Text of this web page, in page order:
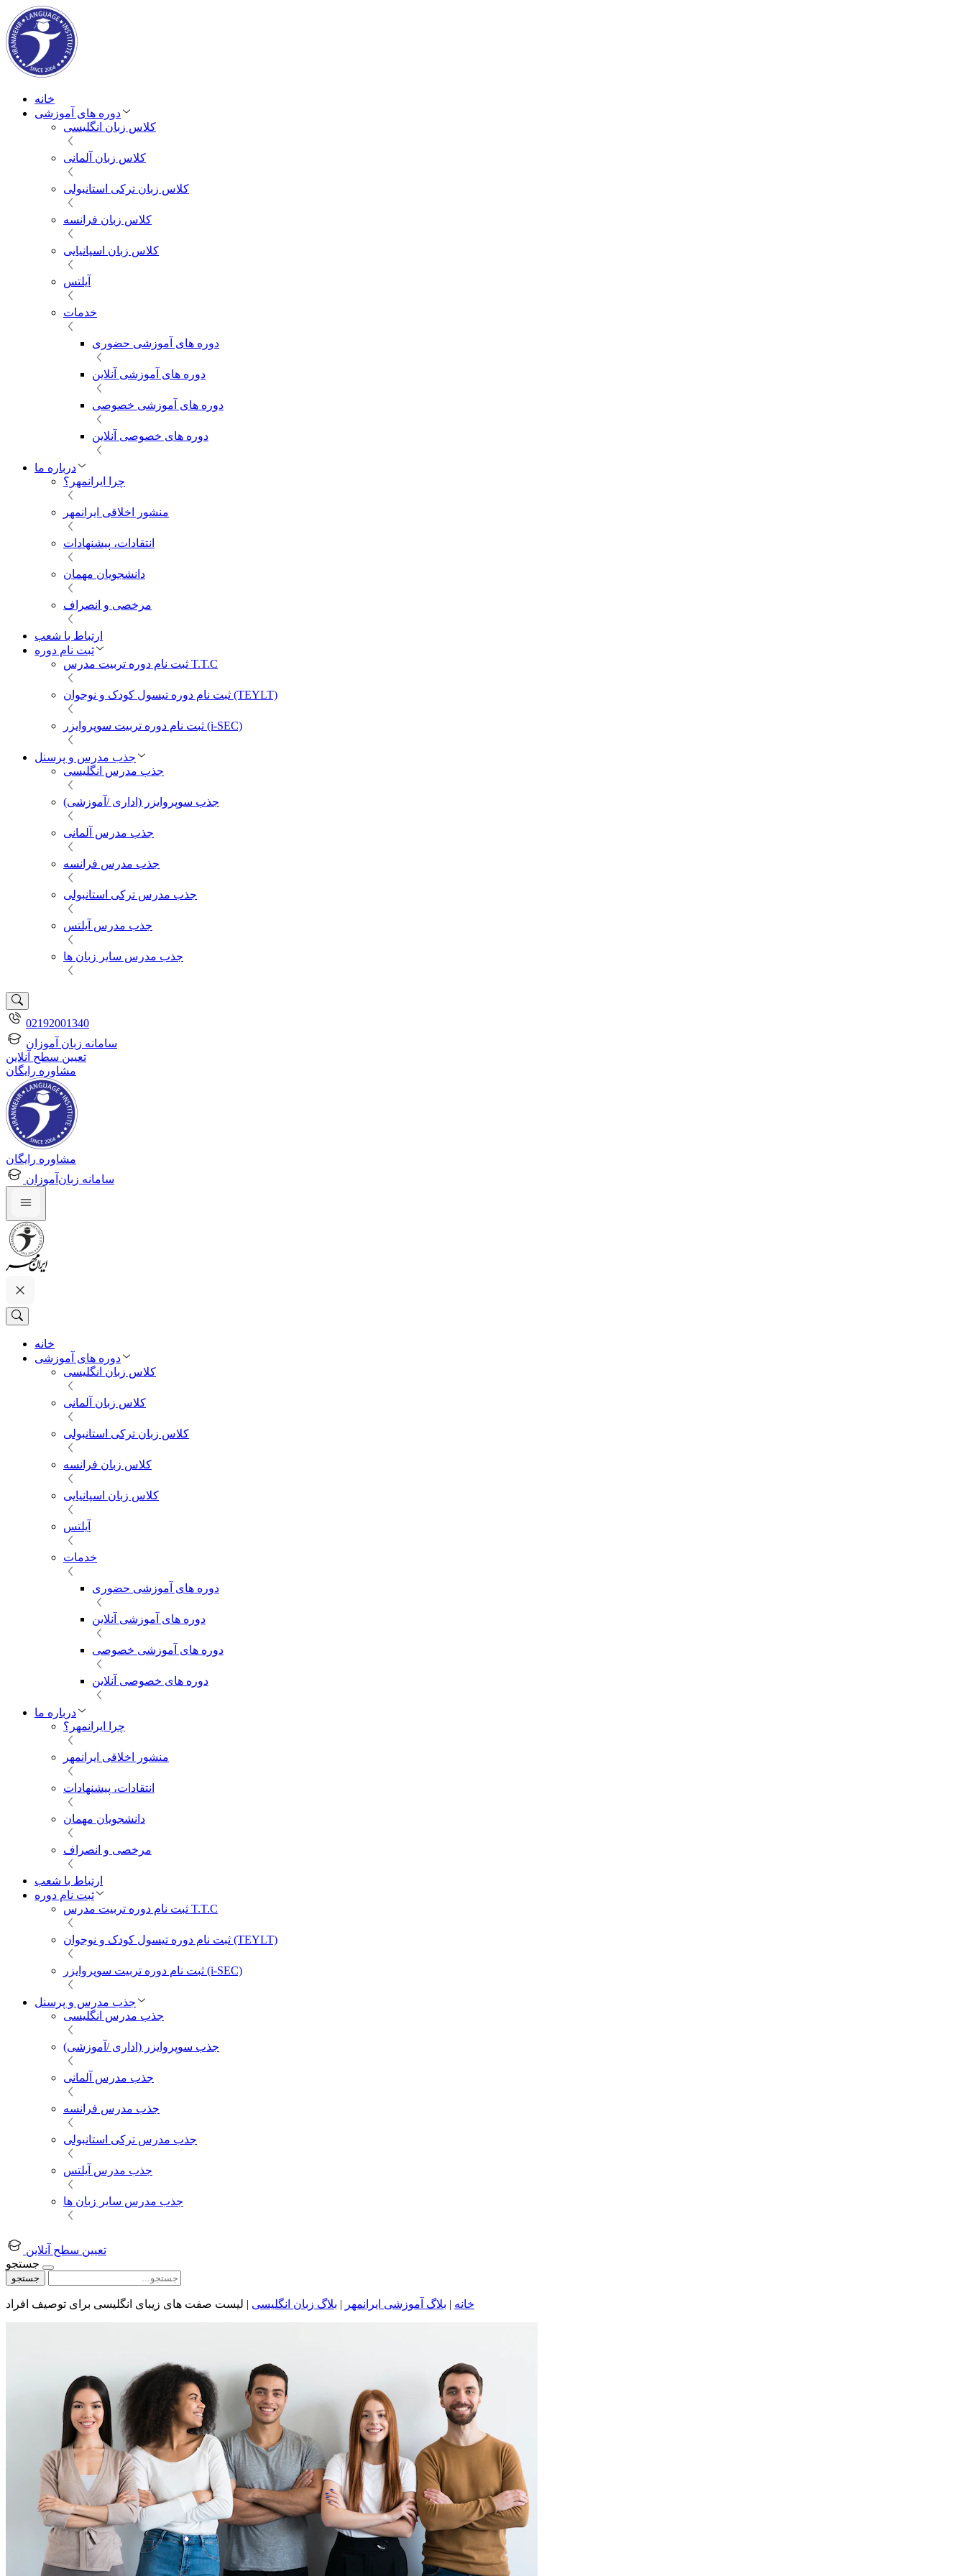
خانه
دوره های آموزشی
کلاس زبان انگلیسی
کلاس زبان آلمانی
کلاس زبان ترکی استانبولی
کلاس زبان فرانسه
کلاس زبان اسپانیایی
آیلتس
خدمات
دوره های آموزشی حضوری
دوره های آموزشی آنلاین
دوره های آموزشی خصوصی
دوره های خصوصی آنلاین
درباره ما
چرا ایرانمهر؟
منشور اخلاقی ایرانمهر
انتقادات، پیشنهادات
دانشجویان مهمان
مرخصی و انصراف
ارتباط با شعب
ثبت نام دوره
ثبت نام دوره تربیت مدرس T.T.C
ثبت نام دوره تیسول کودک و نوجوان (TEYLT)
ثبت نام دوره تربیت سوپروایزر (i-SEC)
جذب مدرس و پرسنل
جذب مدرس انگلیسی
جذب سوپروایزر (اداری /آموزشی)
جذب مدرس آلمانی
جذب مدرس فرانسه
جذب مدرس ترکی استانبولی
جذب مدرس آیلتس
جذب مدرس سایر زبان ها
02192001340
سامانه زبان آموزان
تعیین سطح آنلاین
مشاوره رایگان
مشاوره رایگان
سامانه زبان‌آموزان
خانه
دوره های آموزشی
کلاس زبان انگلیسی
کلاس زبان آلمانی
کلاس زبان ترکی استانبولی
کلاس زبان فرانسه
کلاس زبان اسپانیایی
آیلتس
خدمات
دوره های آموزشی حضوری
دوره های آموزشی آنلاین
دوره های آموزشی خصوصی
دوره های خصوصی آنلاین
درباره ما
چرا ایرانمهر؟
منشور اخلاقی ایرانمهر
انتقادات، پیشنهادات
دانشجویان مهمان
مرخصی و انصراف
ارتباط با شعب
ثبت نام دوره
ثبت نام دوره تربیت مدرس T.T.C
ثبت نام دوره تیسول کودک و نوجوان (TEYLT)
ثبت نام دوره تربیت سوپروایزر (i-SEC)
جذب مدرس و پرسنل
جذب مدرس انگلیسی
جذب سوپروایزر (اداری /آموزشی)
جذب مدرس آلمانی
جذب مدرس فرانسه
جذب مدرس ترکی استانبولی
جذب مدرس آیلتس
جذب مدرس سایر زبان ها
تعیین سطح آنلاین
جستجو
جستجو
خانه | بلاگ آموزشی ایرانمهر | بلاگ زبان انگلیسی | لیست صفت های زیبای انگلیسی برای توصیف افراد